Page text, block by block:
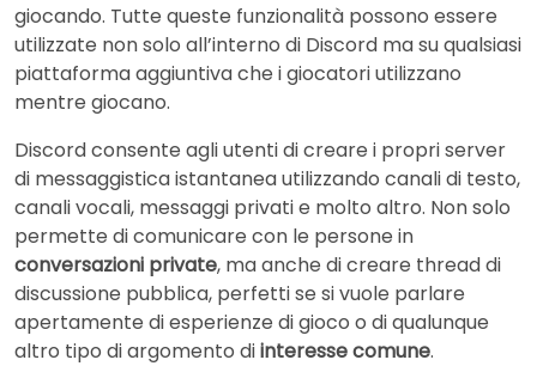
giocando. Tutte queste funzionalità possono essere
utilizzate non solo all’interno di Discord ma su qualsiasi
piattaforma aggiuntiva che i giocatori utilizzano
mentre giocano.
Discord consente agli utenti di creare i propri server
di messaggistica istantanea utilizzando canali di testo,
canali vocali, messaggi privati e molto altro. Non solo
permette di comunicare con le persone in
conversazioni private, ma anche di creare thread di
discussione pubblica, perfetti se si vuole parlare
apertamente di esperienze di gioco o di qualunque
altro tipo di argomento diinteresse comune.